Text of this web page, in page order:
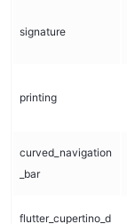
signature
printing
curved_navigation
_bar
flutter_cupertino_d